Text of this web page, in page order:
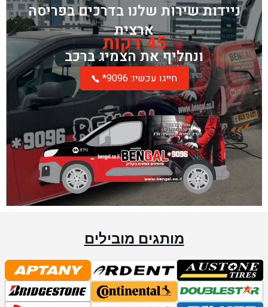
ניידות שירות שלנו בדרכים בפריסה
ארצית
45 דקות
ונחליף את הצמיג ברכב
*חייגו עכשיו: 9096
מותגים מובילים